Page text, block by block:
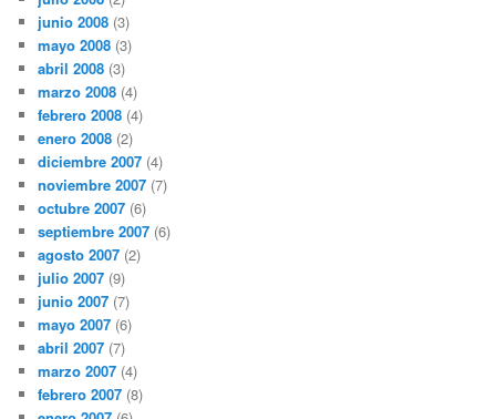
junio 2008 (3)
mayo 2008 (3)
abril 2008 (3)
marzo 2008 (4)
febrero 2008 (4)
enero 2008 (2)
diciembre 2007 (4)
noviembre 2007 (7)
octubre 2007 (6)
septiembre 2007 (6)
agosto 2007 (2)
julio 2007 (9)
junio 2007 (7)
mayo 2007 (6)
abril 2007 (7)
marzo 2007 (4)
febrero 2007 (8)